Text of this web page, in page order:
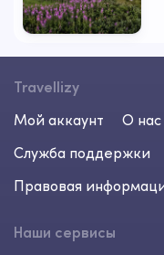
Travellizy
Мой аккаунт
О нас
Служба поддержки
Правовая
Наши сервисы